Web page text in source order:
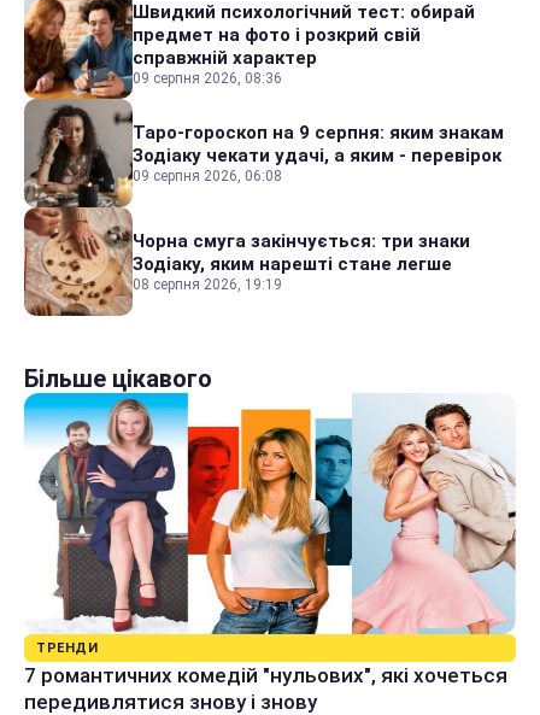
Швидкий психологічний тест: обирай
предмет на фото і розкрий свій
справжній характер
09 серпня 2026, 08:36
Таро-гороскоп на 9 серпня: яким знакам
Зодіаку чекати удачі, а яким - перевірок
09 серпня 2026, 06:08
Чорна смуга закінчується: три знаки
Зодіаку, яким нарешті стане легше
08 серпня 2026, 19:19
Більше цікавого
ТРЕНДИ
7 романтичних комедій "нульових", які хочеться
передивлятися знову і знову